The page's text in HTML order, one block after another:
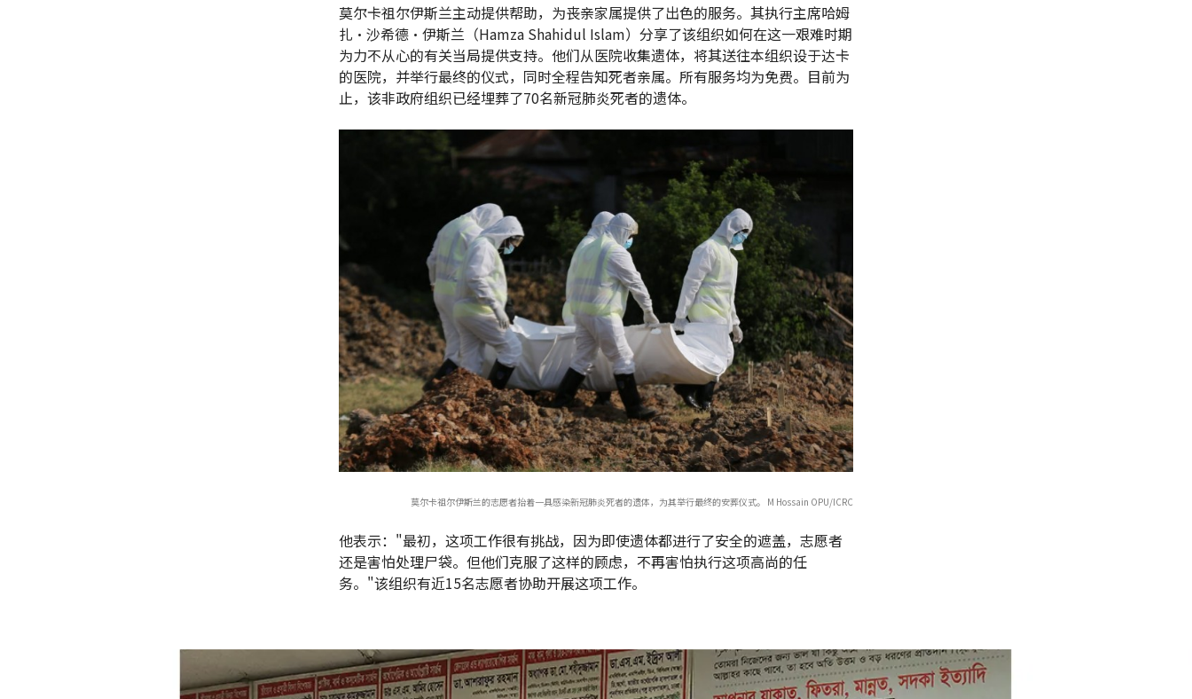
莫尔卡祖尔伊斯兰主动提供帮助，为丧亲家属提供了出色的服务。其执行主席哈姆
扎·沙希德·伊斯兰（Hamza Shahidul Islam）分享了该组织如何在这一艰难时期
为力不从心的有关当局提供支持。他们从医院收集遗体，将其送往本组织设于达卡
的医院，并举行最终的仪式，同时全程告知死者亲属。所有服务均为免费。目前为
止，该非政府组织已经埋葬了70名新冠肺炎死者的遗体。
莫尔卡祖尔伊斯兰的志愿者抬着一具感染新冠肺炎死者的遗体，为其举行最终的安葬仪式。 M Hossain OPU/ICRC
他表示："最初，这项工作很有挑战，因为即使遗体都进行了安全的遮盖，志愿者
还是害怕处理尸袋。但他们克服了这样的顾虑，不再害怕执行这项高尚的任
务。"该组织有近15名志愿者协助开展这项工作。